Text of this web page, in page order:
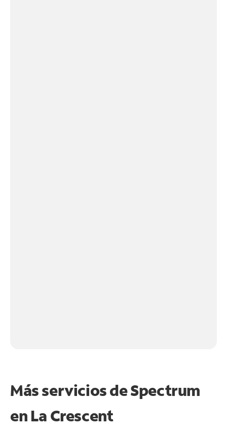
Más servicios de Spectrum
en La Crescent